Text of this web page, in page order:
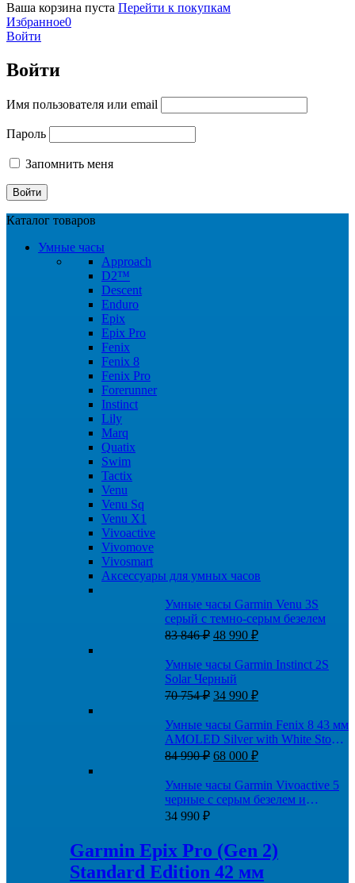
Ваша корзина пуста Перейти к покупкам
Избранное0
Войти
Войти
Имя пользователя или email
Пароль
Запомнить меня
Каталог товаров
Умные часы
Approach
D2™
Descent
Enduro
Epix
Epix Pro
Fenix
Fenix 8
Fenix Pro
Forerunner
Instinct
Lily
Marq
Quatix
Swim
Tactix
Venu
Venu Sq
Venu X1
Vivoactive
Vivomove
Vivosmart
Аксессуары для умных часов
Умные часы Garmin Venu 3S
серый с темно-серым безелем
83 846₽ Первоначальная
составляла
83
846 ₽.
48 990 ₽Текущая
48
Умные часы Garmin Instinct 2S
Solar Черный
70 754₽ Первоначальная
составляла
70
754 ₽.
34 990 ₽Текущая
34
990 ₽.
Умные часы Garmin Fenix 8 43 мм
AMOLED Silver with White Stone
silicone band
84 990₽ Первоначальная
составляла
84
68 000 ₽Текущая
68
000 ₽.
Умные часы Garmin Vivoactive 5
черные с серым безелем и
силиконовым ремешком
34 990 ₽
Garmin Epix Pro (Gen 2)
Standard Edition 42 мм